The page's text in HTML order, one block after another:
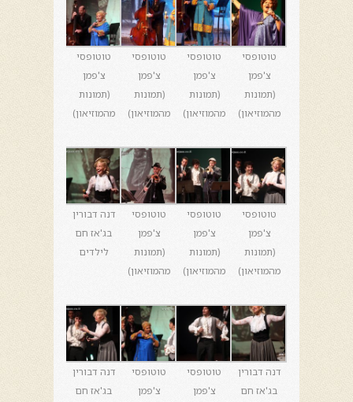
טוטופסי
צ'פמן
(תמונות
מהמוזיאון)
טוטופסי
צ'פמן
(תמונות
מהמוזיאון)
טוטופסי
צ'פמן
(תמונות
מהמוזיאון)
טוטופסי
צ'פמן
(תמונות
מהמוזיאון)
טוטופסי
צ'פמן
(תמונות
מהמוזיאון)
טוטופסי
צ'פמן
(תמונות
מהמוזיאון)
טוטופסי
צ'פמן
(תמונות
מהמוזיאון)
דנה דבורין
בג'אז חם
לילדים
דנה דבורין
בג'אז חם
טוטופסי
צ'פמן
טוטופסי
צ'פמן
דנה דבורין
בג'אז חם